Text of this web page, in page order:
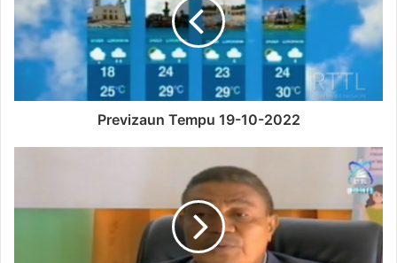
Previzaun Tempu 19-10-2022